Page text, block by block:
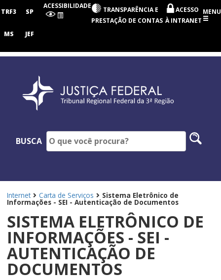
Regional
3ª
TRF3 SP
MS JEF
ACESSIBILIDADE
TRANSPARÊNCIA E
PRESTAÇÃO DE CONTAS
ACESSO
À INTRANET
MENU
BUSCA
Internet Carta de Serviços Sistema Eletrônico de
Informações - SEI - Autenticação de Documentos
SISTEMA ELETRÔNICO DE
INFORMAÇÕES - SEI -
AUTENTICAÇÃO DE
DOCUMENTOS